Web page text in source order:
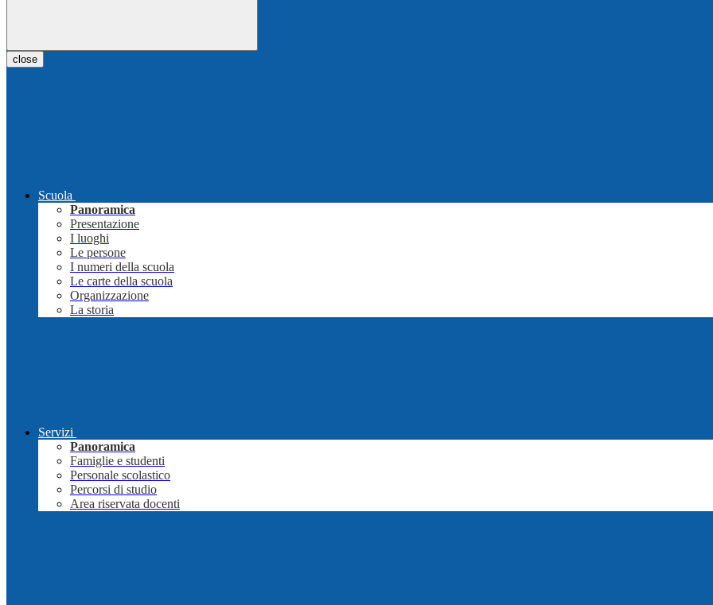
close
Scuola
Panoramica
Presentazione
I luoghi
Le persone
I numeri della scuola
Le carte della scuola
Organizzazione
La storia
Servizi
Panoramica
Famiglie e studenti
Personale scolastico
Percorsi di studio
Area riservata docenti